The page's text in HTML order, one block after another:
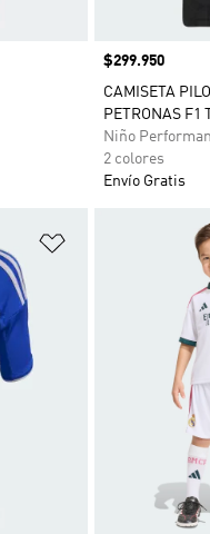
Precio
$299.950
CAMISETA
PETRONAS F1
Niño
2 colores
Envío Gratis
Añadir a la lista